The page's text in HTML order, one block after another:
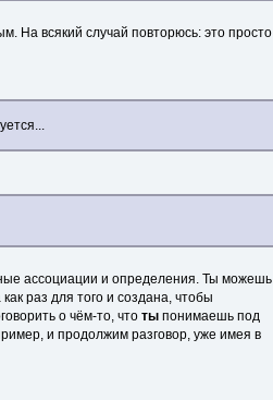
На всякий случай повторюсь: это просто
ассоциации и определения. Ты можешь
раз для того и создана, чтобы
о чём-то, что тыпонимаешь под
и продолжим разговор, уже имея в